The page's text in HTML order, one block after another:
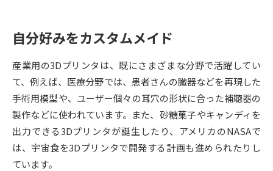
（高3生用）
オープンキャンパスなどを調べる
オープンキャンパス検索 実施プログラムから探す
来場型・Web型イベント特集 夢ナビライブ
自分好みをカスタムメイド
産業用の3Dプリンタは、既にさまざまな分野で活躍してい
て、例えば、医療分野では、患者さんの臓器などを再現した
手術用模型や、ユーザー個々の耳穴の形状に合った補聴器の
製作などに使われています。また、砂糖菓子やキャンディを
出力できる3Dプリンタが誕生したり、アメリカのNASAで
は、宇宙食を3Dプリンタで開発する計画も進められたりし
ています。